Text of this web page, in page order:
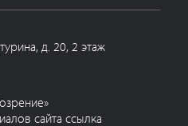
д. 20, 2 этаж
сайта ссылка